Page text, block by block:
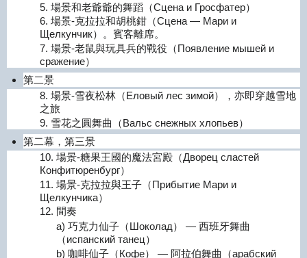
5. 場景和老爺爺的舞蹈（Сцена и Гросфатер）
6. 場景-克拉拉和胡桃鉗（Сцена — Мари и
Щелкунчик）。賓客離席。
7. 場景-老鼠與玩具兵的戰役（Появление мышей и
сражение）
第二景
8. 場景-雪夜松林（Еловый лес зимой），亦即穿越雪地
之旅
9. 雪花之圓舞曲（Вальс снежных хлопьев）
第二幕，第三景
10. 場景-糖果王國的魔法宮殿（Дворец сластей
Конфитюренбург）
11. 場景-克拉拉與王子（Прибытие Мари и
Щелкунчика）
12. 間奏
a) 巧克力仙子（Шоколад） — 西班牙舞曲
（испанский танец）
b) 咖啡仙子（Кофе） — 阿拉伯舞曲（арабский